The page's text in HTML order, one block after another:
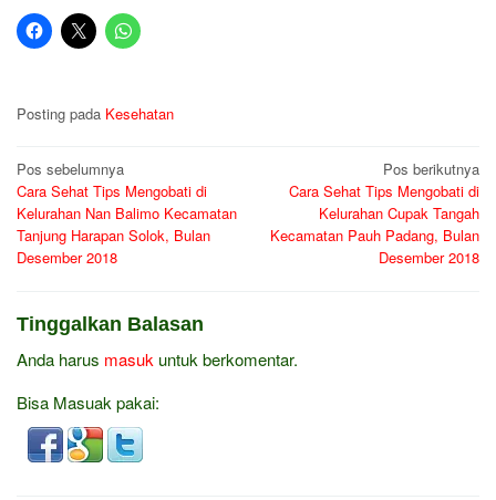
Posting pada Kesehatan
Navigasi
pos
Pos sebelumnya
Cara Sehat Tips Mengobati di
Kelurahan Nan Balimo Kecamatan
Tanjung Harapan Solok, Bulan
Desember 2018
Pos berikutnya
Cara Sehat Tips Mengobati di
Kelurahan Cupak Tangah
Kecamatan Pauh Padang, Bulan
Desember 2018
Tinggalkan Balasan
Anda harus masuk untuk berkomentar.
Bisa Masuak pakai: